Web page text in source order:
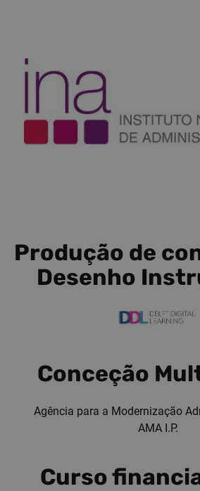
Produção de
Desenho
Conceção
Agência para a Modernização
AMA I.P.
Curso